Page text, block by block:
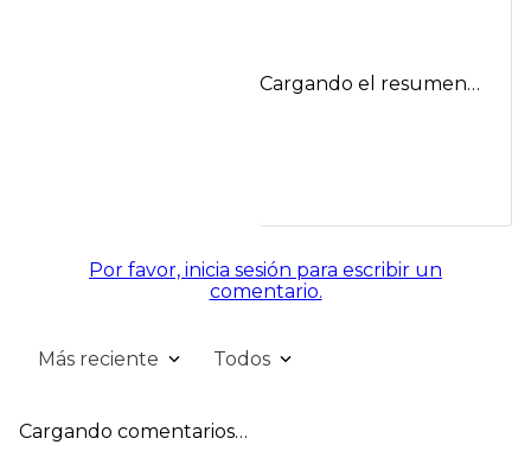
Cargando el resumen…
Por favor, inicia sesión para escribir un
comentario.
Más reciente Todos
Cargando comentarios…